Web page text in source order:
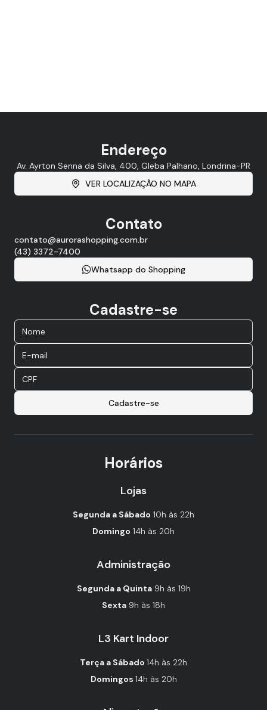
Endereço
Av. Ayrton Senna da Silva, 400, Gleba Palhano, Londrina-PR
VER LOCALIZAÇÃO NO MAPA
Contato
contato@aurorashopping.com.br
(43) 3372-7400
Whatsapp do Shopping
Cadastre-se
Cadastre-se
Horários
Lojas
Segunda a Sábado 10h às 22h
Domingo 14h às 20h
Administração
Segunda a Quinta 9h às 19h
Sexta 9h às 18h
L3 Kart Indoor
Terça a Sábado 14h às 22h
Domingos 14h às 20h